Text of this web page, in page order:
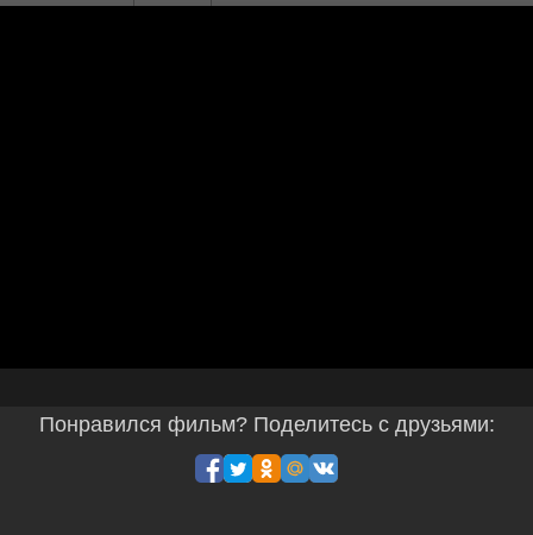
Понравился фильм? Поделитесь с друзьями: